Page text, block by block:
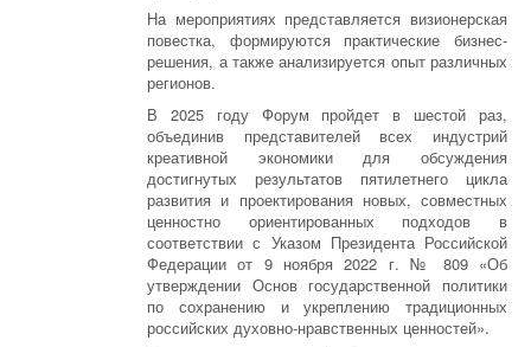
На мероприятиях представляется визионерская
повестка, формируются практические бизнес-
решения, а также анализируется опыт различных
регионов.
В 2025 году Форум пройдет в шестой раз,
объединив представителей всех индустрий
креативной экономики для обсуждения
достигнутых результатов пятилетнего цикла
развития и проектирования новых, совместных
ценностно ориентированных подходов в
соответствии с Указом Президента Российской
Федерации от 9 ноября 2022 г. № 809 «Об
утверждении Основ государственной политики
по сохранению и укреплению традиционных
российских духовно-нравственных ценностей».